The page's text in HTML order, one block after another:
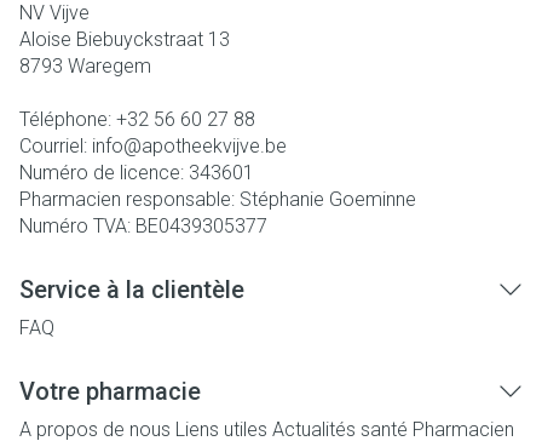
NV Vijve
Aloise Biebuyckstraat 13
8793 Waregem
Téléphone: +32 56 60 27 88
Courriel: info@apotheekvijve.be
Numéro de licence: 343601
Pharmacien responsable: Stéphanie Goeminne
Numéro TVA: BE0439305377
Service à la clientèle
FAQ
Votre pharmacie
A propos de nous Liens utiles Actualités santé Pharmacien